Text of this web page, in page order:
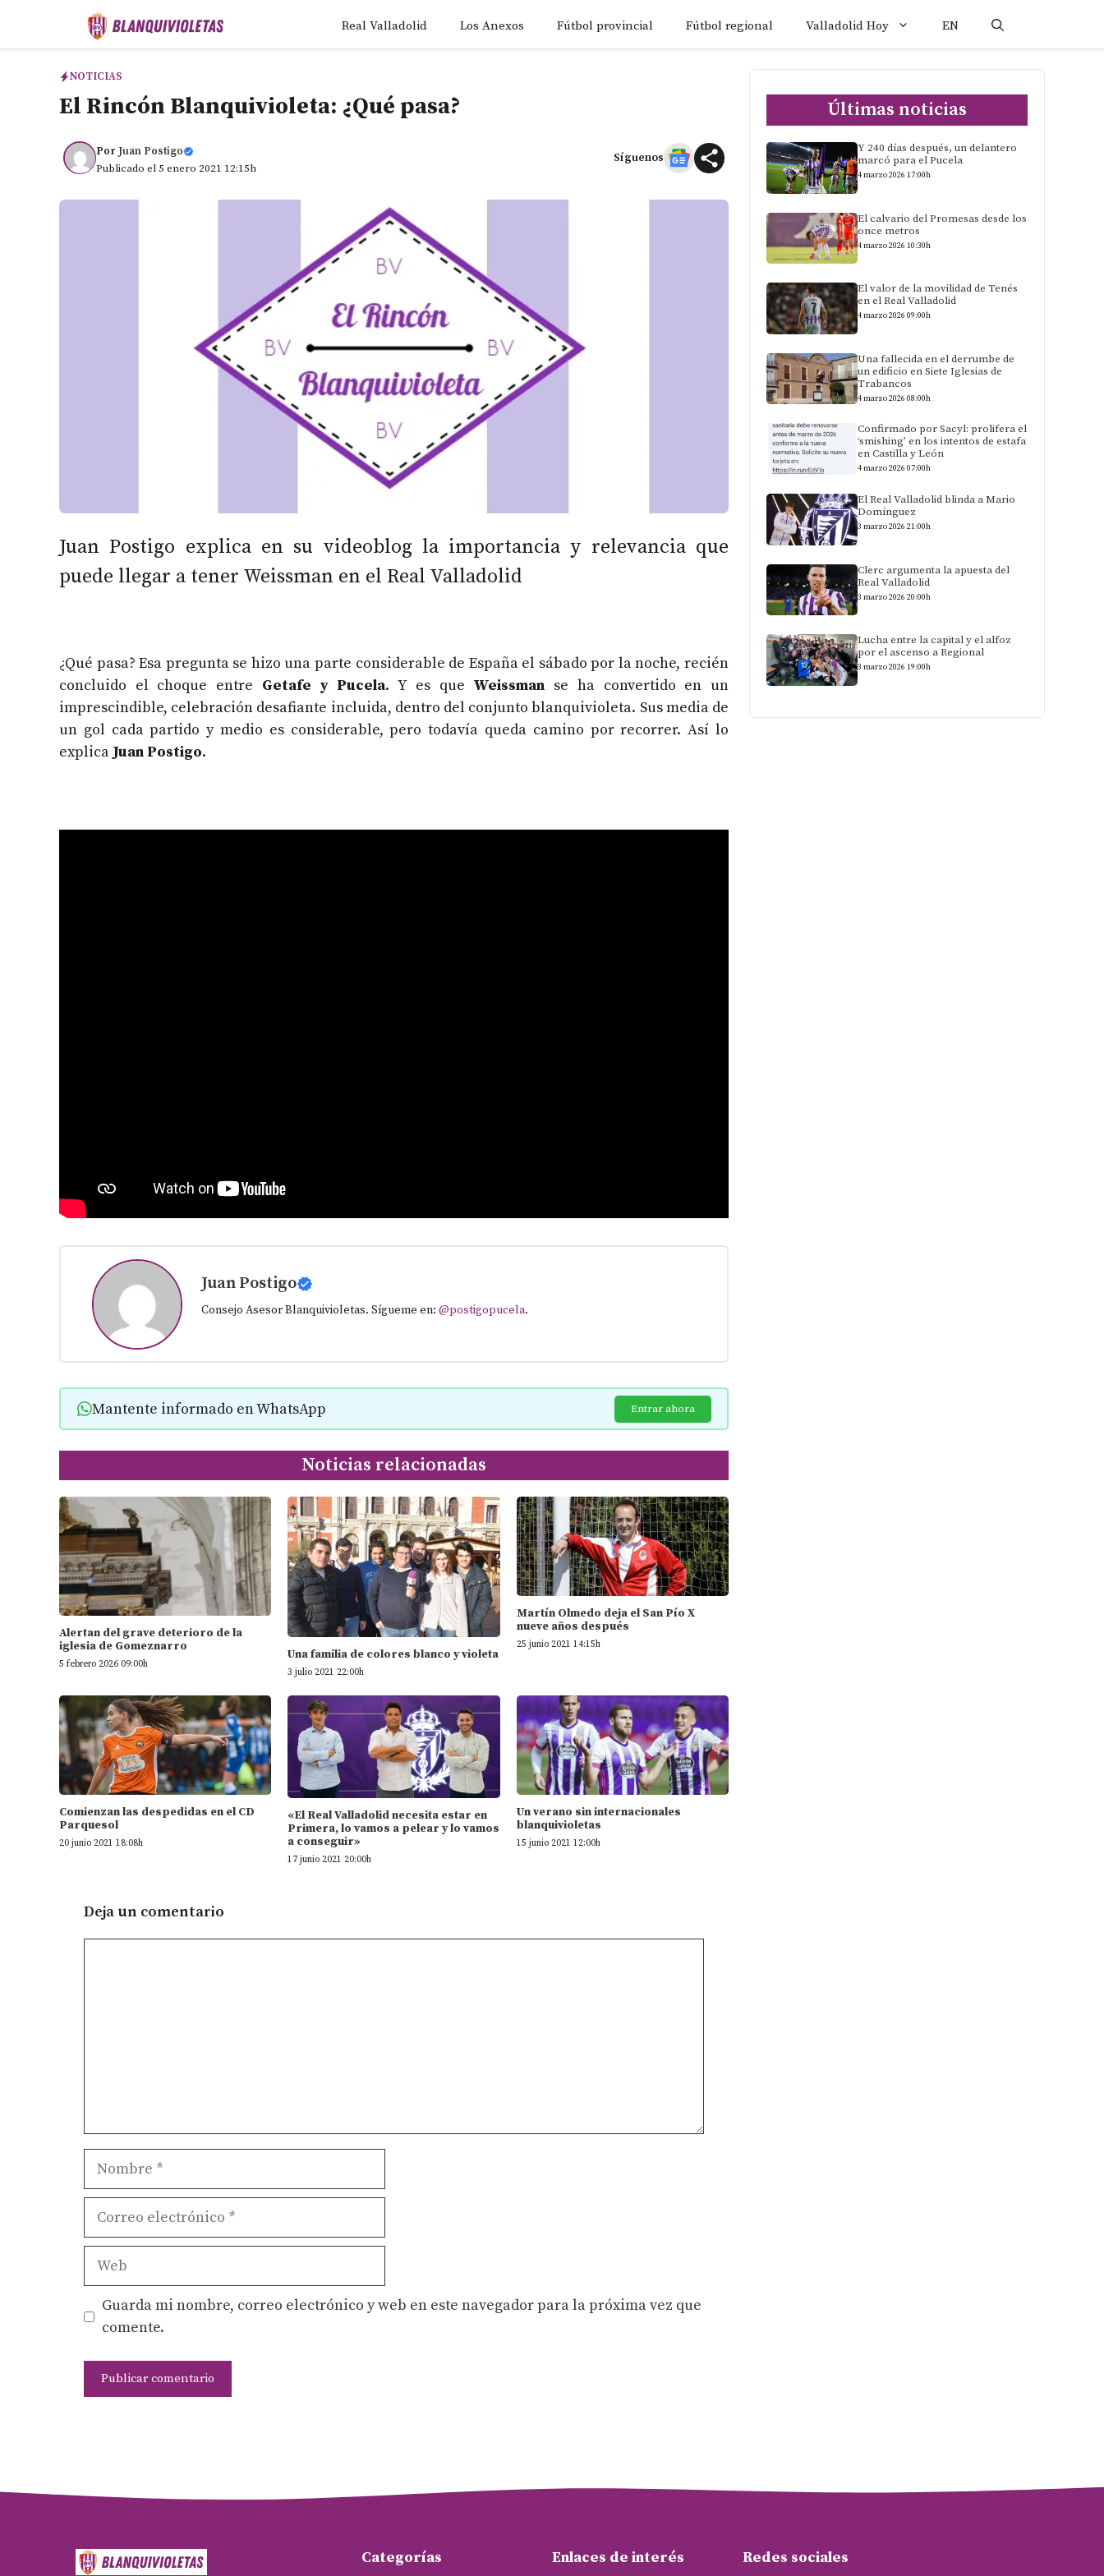
Real Valladolid Los Anexos Fútbol provincial Fútbol regional Valladolid Hoy EN
NOTICIAS
El Rincón Blanquivioleta: ¿Qué pasa?
Por Juan Postigo
Publicado el 5 enero 2021 12:15h
Síguenos
Juan Postigo explica en su videoblog la importancia y relevancia que
puede llegar a tener Weissman en el Real Valladolid
¿Qué pasa? Esa pregunta se hizo una parte considerable de España el sábado por la noche, recién
concluido el choque entre Getafe y Pucela. Y es que Weissman se ha convertido en un
imprescindible, celebración desafiante incluida, dentro del conjunto blanquivioleta. Sus media de
un gol cada partido y medio es considerable, pero todavía queda camino por recorrer. Así lo
explica Juan Postigo.
Juan Postigo
Consejo Asesor Blanquivioletas. Sígueme en: @postigopucela.
Mantente informado en WhatsApp Entrar ahora
Noticias relacionadas
Alertan del grave deterioro de la
iglesia de Gomeznarro
5 febrero 2026 09:00h
Una familia de colores blanco y violeta
3 julio 2021 22:00h
Martín Olmedo deja el San Pío X
nueve años después
25 junio 2021 14:15h
Comienzan las despedidas en el CD
Parquesol
20 junio 2021 18:08h
«El Real Valladolid necesita estar en
Primera, lo vamos a pelear y lo vamos
a conseguir»
17 junio 2021 20:00h
Un verano sin internacionales
blanquivioletas
15 junio 2021 12:00h
Deja un comentario
Nombre
Correo
Web
Guarda mi nombre, correo electrónico y web en este navegador para la próxima vez que
comente.
Últimas noticias
Y 240 días después, un delantero
marcó para el Pucela
4 marzo 2026 17:00h
El calvario del Promesas desde los
once metros
4 marzo 2026 10:30h
El valor de la movilidad de Tenés
en el Real Valladolid
4 marzo 2026 09:00h
Una fallecida en el derrumbe de
un edificio en Siete Iglesias de
Trabancos
4 marzo 2026 08:00h
Confirmado por Sacyl: prolifera el
‘smishing’ en los intentos de estafa
en Castilla y León
4 marzo 2026 07:00h
El Real Valladolid blinda a Mario
Domínguez
3 marzo 2026 21:00h
Clerc argumenta la apuesta del
Real Valladolid
3 marzo 2026 20:00h
Lucha entre la capital y el alfoz
por el ascenso a Regional
3 marzo 2026 19:00h
Categorías Enlaces de interés Redes sociales